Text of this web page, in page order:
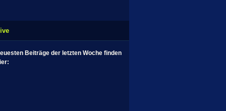
Beiträge der letzten Woche finden